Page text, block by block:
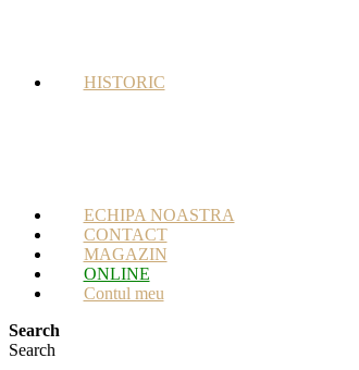
HISTORIC
ECHIPA NOASTRA
CONTACT
MAGAZIN
ONLINE
Contul meu
Search
Search